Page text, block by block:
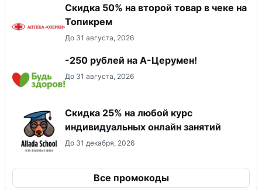
Скидка 50% на второй товар в чеке на
Топикрем
До 31 августа, 2026
-250 рублей на А-Церумен!
До 31 августа, 2026
Скидка 25% на любой курс
индивидуальных онлайн занятий
До 31 декабря, 2026
Все промокоды